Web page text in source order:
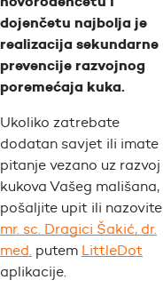
dojenčetu najbolja je
realizacija sekundarne
prevencije razvojnog
poremećaja kuka.
Ukoliko zatrebate
dodatan savjet ili imate
pitanje vezano uz razvoj
kukova Vašeg mališana,
pošaljite upit ili nazovite
mr. sc. Dragici Šakić, dr.
med. putem LittleDot
aplikacije.